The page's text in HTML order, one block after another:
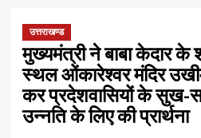
उत्तराखण्ड
मुख्यमंत्री ने बाबा केदार के
स्थल ओंकारेश्वर मंदिर
कर प्रदेशवासियों के सुख-
उन्नति के लिए की प्रार्थना